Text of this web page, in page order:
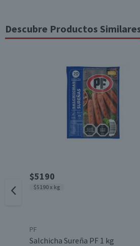
Descubre Productos
$5190
$5190 x kg
PF
Salchicha Sureña PF 1 kg